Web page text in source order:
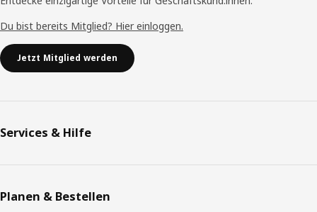
Du bist bereits Mitglied? Hier einloggen.
Jetzt Mitglied werden
Services & Hilfe
Planen & Bestellen